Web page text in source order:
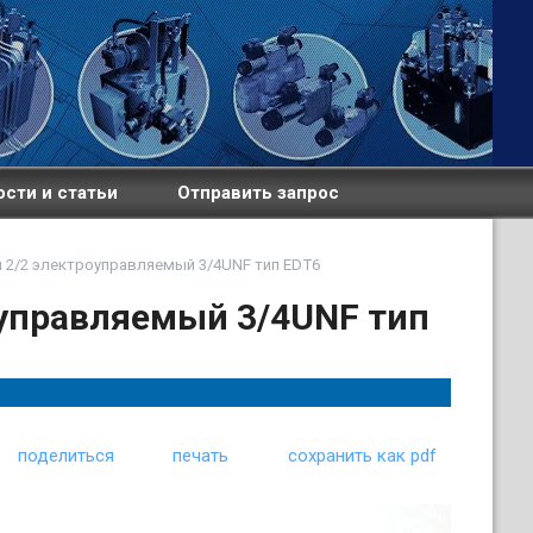
и статьи Отправить запрос
2 электроуправляемый 3/4UNF тип EDT6
3/4UNF тип
поделиться печать сохранить как pdf